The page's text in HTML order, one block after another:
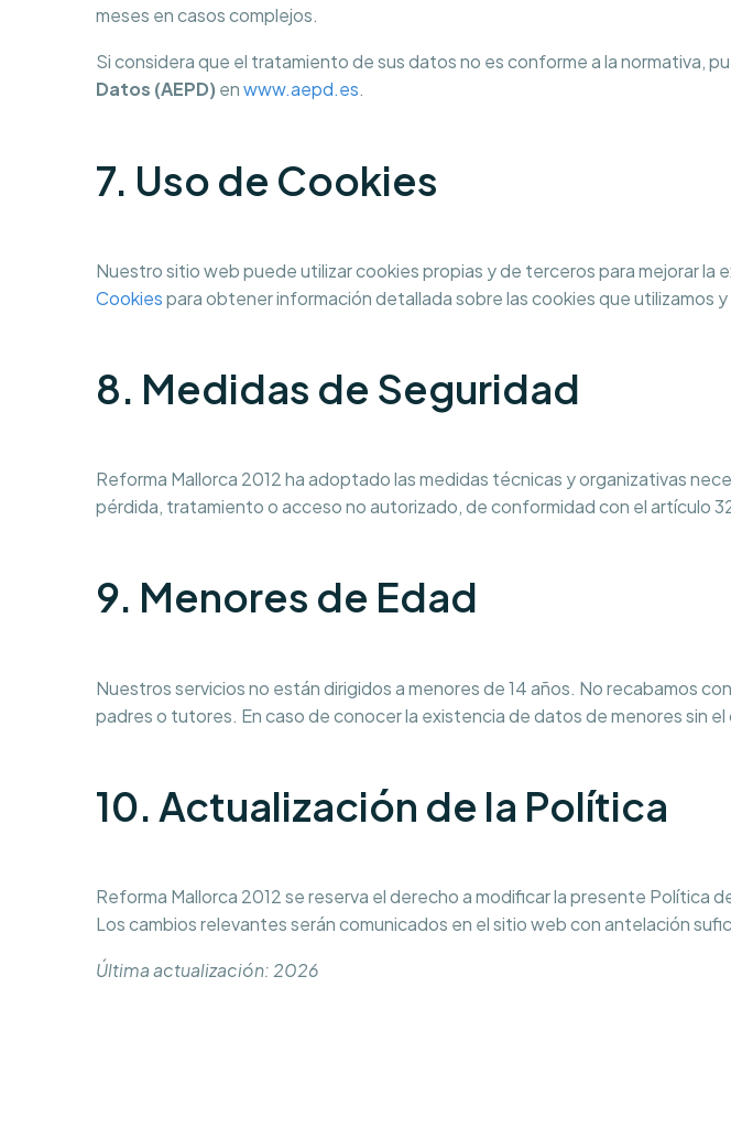
meses en casos complejos.
Si considera que el tratamiento de sus datos no es conforme a la normativa,
Datos (AEPD) enwww.aepd.es.
7. Uso de Cookies
Nuestro sitio web puede utilizar cookies propias y de terceros para mejorar la
Cookiespara obtener información detallada sobre las cookies que utilizamos
8. Medidas de Seguridad
Reforma Mallorca 2012 ha adoptado las medidas técnicas y organizativas
pérdida, tratamiento o acceso no autorizado, de conformidad con el artículo
9. Menores de Edad
Nuestros servicios no están dirigidos a menores de 14 años. No recabamos
padres o tutores. En caso de conocer la existencia de datos de menores sin
10. Actualización de la Política
Reforma Mallorca 2012 se reserva el derecho a modificar la presente Política
Los cambios relevantes serán comunicados en el sitio web con antelación
Última actualización: 2026